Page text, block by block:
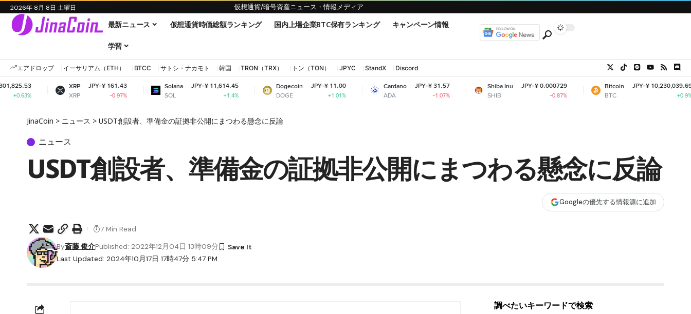
2026年 8月 8日 土曜日 仮想通貨/暗号資産ニュース・情報メディア
最新ニュース 仮想通貨時価総額ランキング 国内上場企業BTC保有ランキング キャンペーン情報
学習
エアドロップ イーサリアム（ETH） BTCC サトシ・ナカモト 韓国 TRON（TRX） トン（TON） JPYC StandX Discord
XRP
XRP
JPY-¥ 161.43
-0.97%
Solana
SOL
JPY-¥ 11,614.45
Dogecoin
DOGE
JPY-¥ 11.00
+1.01%
Cardano
ADA
JPY-¥ 31.57
-1.07%
Shiba Inu
SHIB
JPY-¥ 0.000729
Bitcoin
BTC
JPY-¥ 10,230,039.69
JinaCoin > ニュース > USDT創設者、準備金の証拠非公開にまつわる懸念に反論
ニュース
USDT創設者、準備金の証拠非公開にまつわる懸念に反論
Googleの優先する情報源に追加
Last Updated: 2024年10月17日 17時47分 5:47 PM
By斎藤 俊介Published: 2022年12月04日 13時09分
7 Min Read
調べたいキーワードで検索